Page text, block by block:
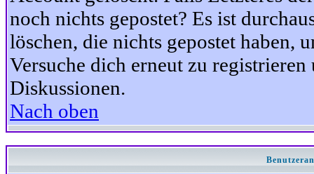
noch nichts gepostet? Es ist
löschen, die nichts gepostet haben,
Versuche dich erneut zu
Diskussionen.
Nach oben